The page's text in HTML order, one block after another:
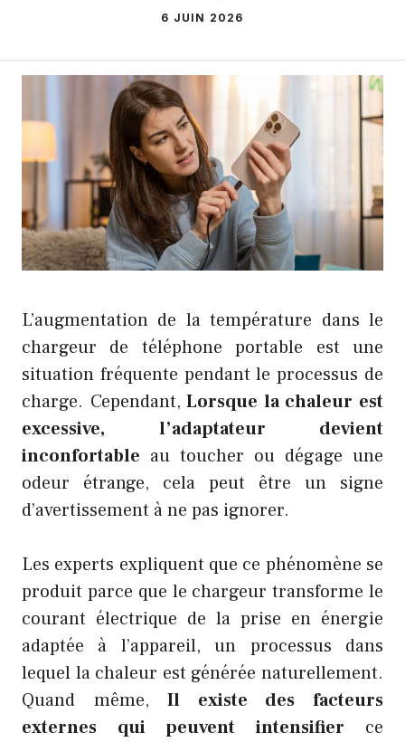
6 JUIN 2026
L’augmentation de la température dans le
chargeur de téléphone portable est une
situation fréquente pendant le processus de
charge. Cependant, Lorsque la chaleur est
excessive, l’adaptateur devient
inconfortable au toucher ou dégage une
odeur étrange, cela peut être un signe
d’avertissement à ne pas ignorer.
Les experts expliquent que ce phénomène se
produit parce que le chargeur transforme le
courant électrique de la prise en énergie
adaptée à l’appareil, un processus dans
lequel la chaleur est générée naturellement.
Quand même,Il existe des facteurs
externes qui peuvent intensifier ce